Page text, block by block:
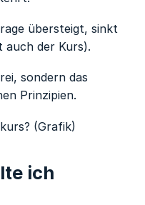
übersteigt, sinkt
auch der Kurs).
sondern das
Prinzipien.
ich